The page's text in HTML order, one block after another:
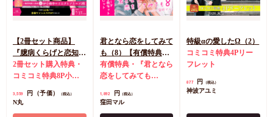
【2冊セット商品】
『臆病くらげと恋知ら
ず【有償】+柴崎さん
のケモノみち【有
約キャンペーン(抽■
2冊セット購入特典・
コミコミ特典8P小冊
2枚
有償特典・『臆病
3,559 円（予価） （税込）
N丸
君となら恋をしてみて
も（8）【有償特典・
学生証風カード2枚セ
ット】
有償特典・『君となら
恋をしてみても
ド2枚セット
1,892 円 （税込）
窪田マル
特級αの愛したΩ（2）
コミコミ特典4Pリー
フレット
877 円 （税込）
神波アユミ